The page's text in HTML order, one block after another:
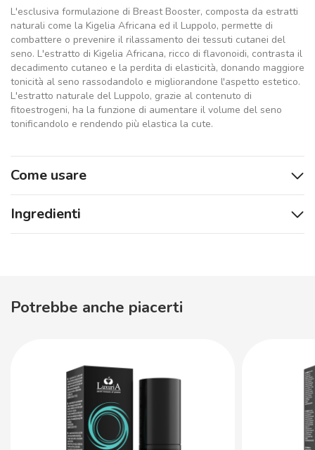
L'esclusiva formulazione di Breast Booster, composta da estratti
naturali come la Kigelia Africana ed il Luppolo, permette di
combattere o prevenire il rilassamento dei tessuti cutanei del
seno. L'estratto di Kigelia Africana, ricco di flavonoidi, contrasta il
decadimento cutaneo e la perdita di elasticità, donando maggiore
tonicità al seno rassodandolo e migliorandone l'aspetto estetico.
L'estratto naturale del Luppolo, grazie al contenuto di
fitoestrogeni, ha la funzione di aumentare il volume del seno
tonificandolo e rendendo più elastica la cute.
Come usare
Ingredienti
Potrebbe anche piacerti